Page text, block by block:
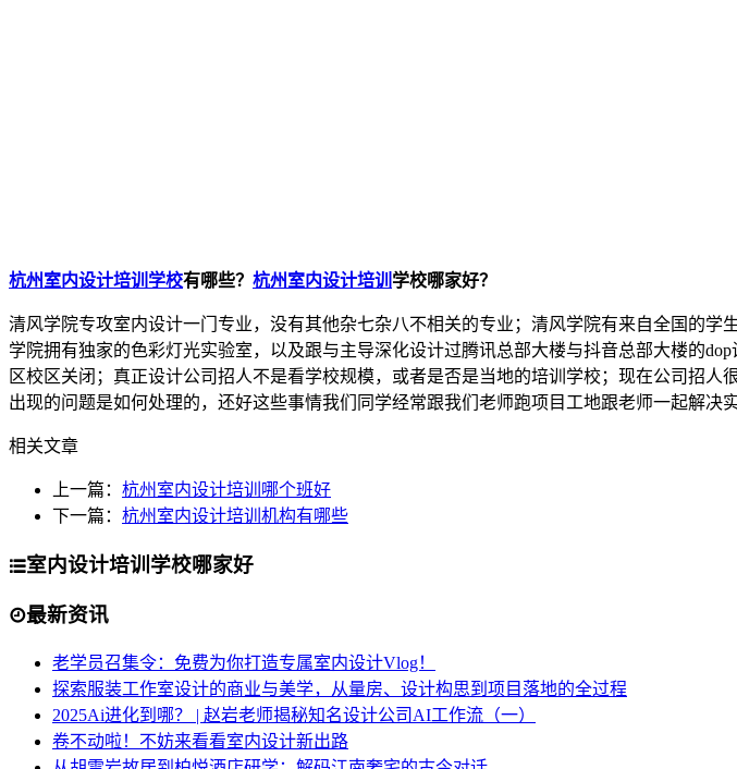
杭州室内设计培训学校有哪些？ 杭州室内设计培训 学校哪家好？
清风学院专攻室内设计一门专业，没有其他杂七杂八不相关的专业；清风学院有来自全国的
学院拥有独家的色彩灯光实验室，以及跟与主导深化设计过腾讯总部大楼与抖音总部大楼的
区校区关闭；真正设计公司招人不是看学校规模，或者是否是当地的培训学校；现在公司招
出现的问题是如何处理的，还好这些事情我们同学经常跟我们老师跑项目工地跟老师一起解决
相关文章
上一篇： 杭州室内设计培训哪个班好
下一篇： 杭州室内设计培训机构有哪些
室内设计培训学校哪家好
最新资讯
老学员召集令：免费为你打造专属室内设计Vlog！
探索服装工作室设计的商业与美学，从量房、设计构思到项目落地的全过程
2025Ai进化到哪？ | 赵岩老师揭秘知名设计公司AI工作流（一）
卷不动啦！不妨来看看室内设计新出路